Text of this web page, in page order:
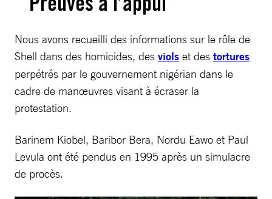
Nous avons recueilli des informations sur le rôle de
Shell dans des homicides, des viols et des tortures
perpétrés par le gouvernement nigérian dans le
cadre de manœuvres visant à écraser la
protestation.
Barinem Kiobel, Baribor Bera, Nordu Eawo et Paul
Levula ont été pendus en 1995 après un simulacre
de procès.